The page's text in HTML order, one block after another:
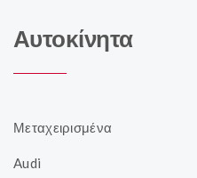
Αυτοκίνητα
Μεταχειρισμένα
Audi